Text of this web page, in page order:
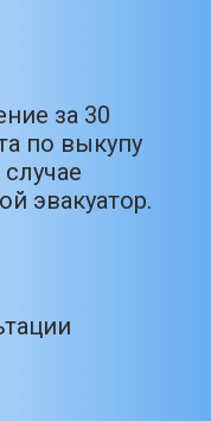
за 30
по выкупу
эвакуатор.